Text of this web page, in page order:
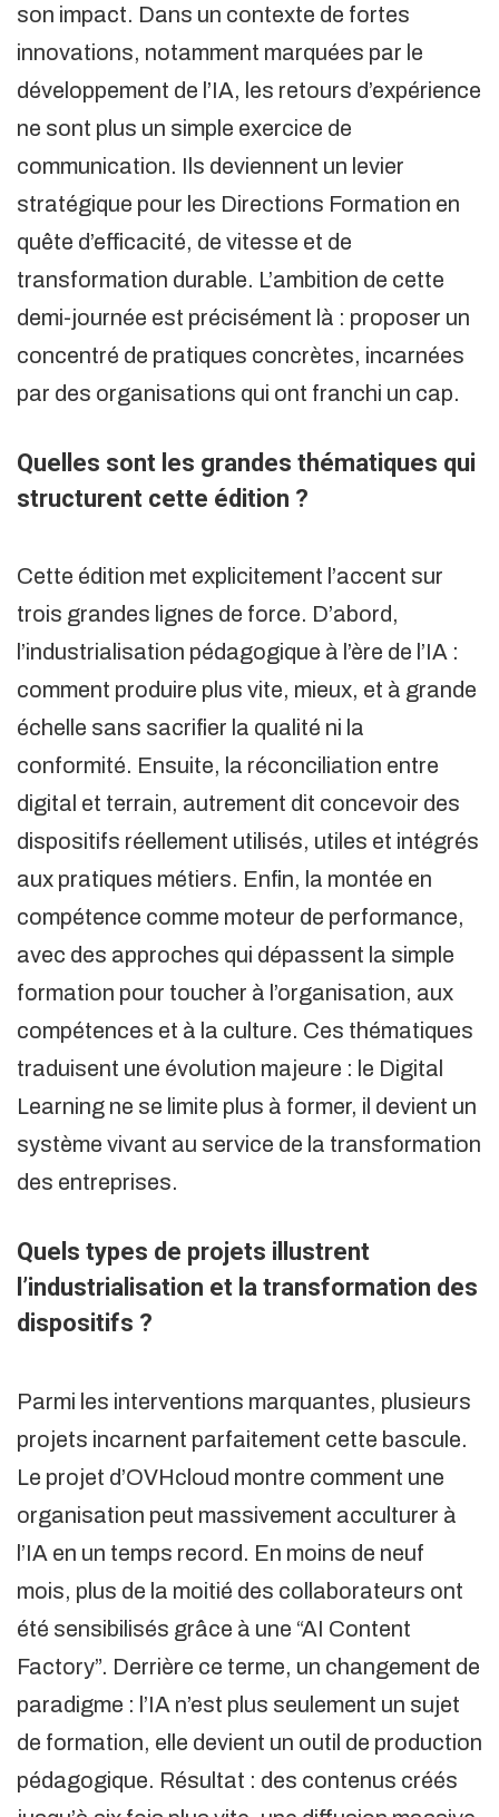
son impact. Dans un contexte de fortes
innovations, notamment marquées par le
développement de l’IA, les retours d’expérience
ne sont plus un simple exercice de
communication. Ils deviennent un levier
stratégique pour les Directions Formation en
quête d’efficacité, de vitesse et de
transformation durable. L’ambition de cette
demi-journée est précisément là : proposer un
concentré de pratiques concrètes, incarnées
par des organisations qui ont franchi un cap.
Quelles sont les grandes thématiques qui
structurent cette édition ?
Cette édition met explicitement l’accent sur
trois grandes lignes de force. D’abord,
l’industrialisation pédagogique à l’ère de l’IA :
comment produire plus vite, mieux, et à grande
échelle sans sacrifier la qualité ni la
conformité. Ensuite, la réconciliation entre
digital et terrain, autrement dit concevoir des
dispositifs réellement utilisés, utiles et intégrés
aux pratiques métiers. Enfin, la montée en
compétence comme moteur de performance,
avec des approches qui dépassent la simple
formation pour toucher à l’organisation, aux
compétences et à la culture. Ces thématiques
traduisent une évolution majeure : le Digital
Learning ne se limite plus à former, il devient un
système vivant au service de la transformation
des entreprises.
Quels types de projets illustrent
l’industrialisation et la transformation des
dispositifs ?
Parmi les interventions marquantes, plusieurs
projets incarnent parfaitement cette bascule.
Le projet d’OVHcloud montre comment une
organisation peut massivement acculturer à
l’IA en un temps record. En moins de neuf
mois, plus de la moitié des collaborateurs ont
été sensibilisés grâce à une “AI Content
Factory”. Derrière ce terme, un changement de
paradigme : l’IA n’est plus seulement un sujet
de formation, elle devient un outil de production
pédagogique. Résultat : des contenus créés